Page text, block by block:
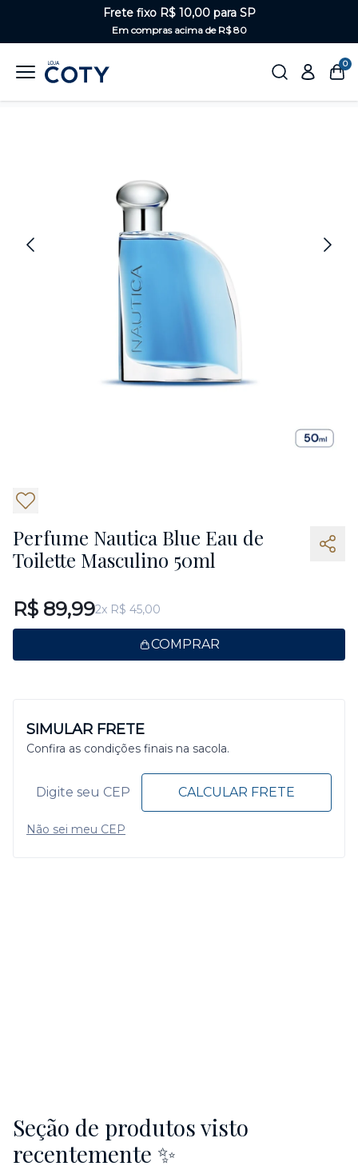
Frete fixo R$ 10,00 para SP
Em compras acima de R$ 80
0
Perfume Nautica Blue Eau de
Toilette Masculino 50ml
R$ 89,992x R$ 45,00
COMPRAR
SIMULAR FRETE
Confira as condições finais na sacola.
CALCULAR FRETE
Não sei meu CEP
Seção de produtos visto
recentemente ✨